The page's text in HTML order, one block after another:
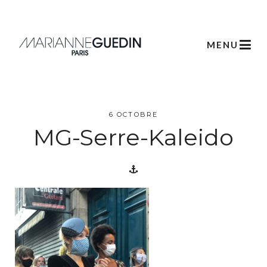
MENU
Créations
Scénographie
Végétale
Créations
6 OCTOBRE
MG-Serre-Kaleido